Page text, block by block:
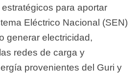
para aportar
Eléctrico Nacional (SEN)
generar electricidad,
redes de carga y
provenientes del Guri y